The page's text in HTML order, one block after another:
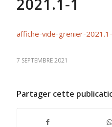
2021.1-1
affiche-vide-grenier-
7 SEPTEMBRE 2021
Partager cette